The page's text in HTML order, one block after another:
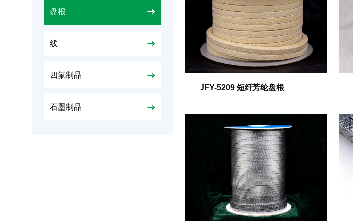
盘根
线
四氟制品
石墨制品
JFY-5209 短纤芳纶盘根